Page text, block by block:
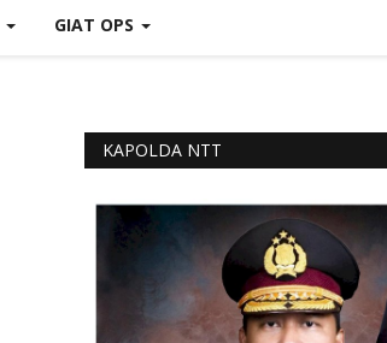
GIAT OPS
KAPOLDA NTT